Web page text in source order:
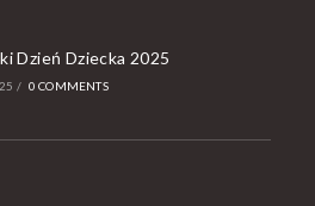
Dzień Dziecka 2025
/ 0 COMMENTS